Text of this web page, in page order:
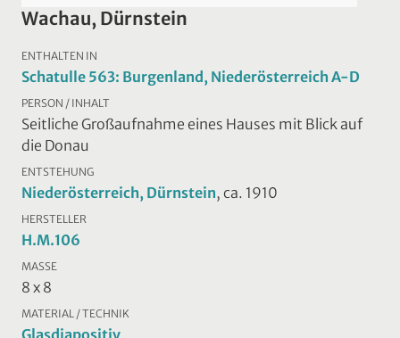
Wachau, Dürnstein
ENTHALTEN IN
Schatulle 563: Burgenland, Niederösterreich A-D
PERSON / INHALT
Seitliche Großaufnahme eines Hauses mit Blick auf
die Donau
ENTSTEHUNG
Niederösterreich, Dürnstein, ca. 1910
HERSTELLER
H.M.106
MASSE
8 x 8
MATERIAL / TECHNIK